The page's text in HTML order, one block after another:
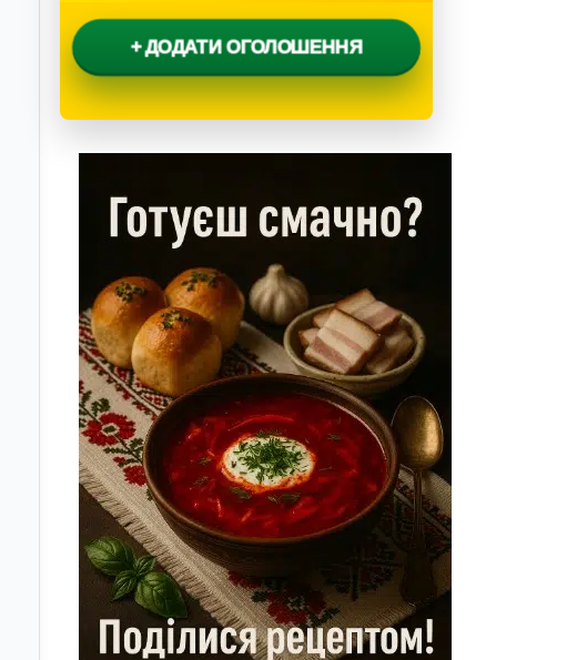
+ ДОДАТИ ОГОЛОШЕННЯ